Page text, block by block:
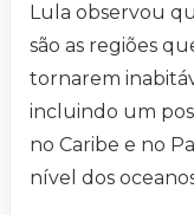
Lula observou
são as regiões
tornarem
incluindo um
no Caribe e no
nível dos